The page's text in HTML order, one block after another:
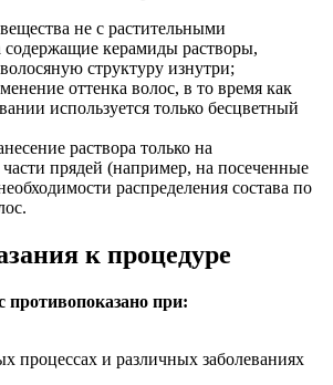
не с растительными
содержащие керамиды растворы,
структуру изнутри;
оттенка волос, в то время как
используется только бесцветный
раствора только на
прядей (например, на посеченные
распределения состава по
к процедуре
противопоказано при:
процессах и различных заболеваниях